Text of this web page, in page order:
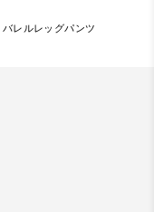
レルレッグパンツ